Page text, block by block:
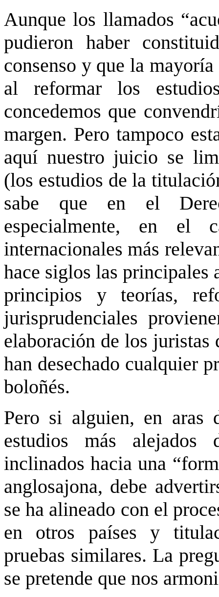
Aunque los llamados
pudieron haber
consenso y que la
al reformar los
concedemos que
margen. Pero tampoco
aquí nuestro juicio se
(los estudios de la
sabe que en el
especialmente, en el
internacionales más
hace siglos las principales
principios y teorías,
jurisprudenciales
elaboración de los juristas
han desechado cualquier
boloñés.
Pero si alguien, en aras
estudios más
inclinados hacia una
anglosajona, debe
se ha alineado con el
en otros países y
pruebas similares. La
se pretende que nos